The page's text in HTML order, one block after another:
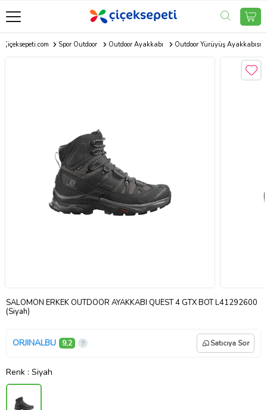
Çiçeksepeti.com Spor Outdoor Outdoor Ayakkabı Outdoor Yürüyüş Ayakkabısı
SALOMON ERKEK OUTDOOR AYAKKABI QUEST 4 GTX BOT L41292600
(Siyah)
ORJINALBU 9,2 Satıcıya Sor
Renk : Siyah